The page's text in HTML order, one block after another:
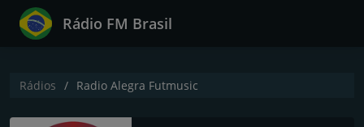
Rádio FM Brasil
Rádios Radio Alegra Futmusic